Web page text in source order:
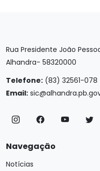
Rua Presidente João
Alhandra- 58320000
Telefone: (83) 32561-078
Email:
Navegação
Notícias